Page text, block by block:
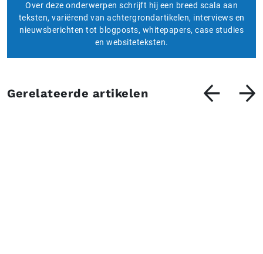
Over deze onderwerpen schrijft hij een breed scala aan
teksten, variërend van achtergrondartikelen, interviews en
nieuwsberichten tot blogposts, whitepapers, case studies
en websiteteksten.
Gerelateerde artikelen